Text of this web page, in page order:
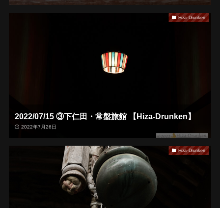
Hiza-Drunken
2022/07/15 ③下仁田・常盤旅館 【Hiza-Drunken】
2022年7月26日
Hiza-Drunken